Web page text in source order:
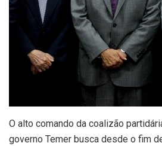
O alto comando da coalizão
governo Temer busca desde o fim